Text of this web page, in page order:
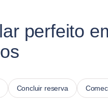
perfeito
Concluir reserva